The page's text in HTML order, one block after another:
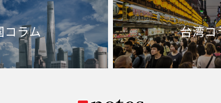
コラム 台湾コ